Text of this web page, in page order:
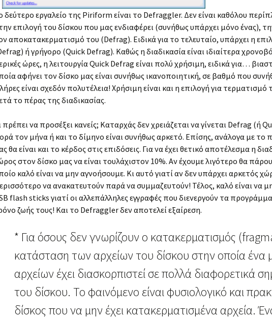
δεύτερο εργαλείο της Piriform είναι το Defraggler. Δεν είναι καθόλου
επιλογή του δίσκου που μας ενδιαφέρει (συνήθως υπάρχει μόνο ένας),
αποκατακερματισμό του (Defrag). Ειδικά για το τελευταίο, υπάρχει η
ή γρήγορο (Quick Defrag). Καθώς η διαδικασία είναι ιδιαίτερα
ώρες, η λειτουργία Quick Defrag είναι πολύ χρήσιμη, ειδικά για…
αφήνει τον δίσκο μας είναι συνήθως ικανοποιητική, σε βαθμό που
είναι σχεδόν πολυτέλεια! Χρήσιμη είναι και η επιλογή για
το πέρας της διαδικασίας.
πρέπει να προσέξει κανείς; Καταρχάς δεν χρειάζεται να γίνεται Defrag (ή
τον μήνα ή και το δίμηνο είναι συνήθως αρκετό. Επίσης, ανάλογα με το
θα είναι και το κέρδος στις επιδόσεις. Για να έχει θετικό αποτέλεσμα η
στον δίσκο μας να είναι τουλάχιστον 10%. Αν έχουμε λιγότερο θα
καλό είναι να μην αγνοήσουμε. Κι αυτό γιατί αν δεν υπάρχει αρκετός
να ανακατευτούν παρά να συμμαζευτούν! Τέλος, καλό είναι να
flash sticks γιατί οι αλλεπάλληλες εγγραφές που διενεργούν τα
ζωής τους! Και το Defraggler δεν αποτελεί εξαίρεση.
* Για όσους δεν γνωρίζουν ο κατακερματισμός
κατάσταση των αρχείων του δίσκου στην οποία ένα
αρχείων έχει διασκορπιστεί σε πολλά διαφορετικά
του δίσκου. Το φαινόμενο είναι φυσιολογικό και
δίσκος που να μην έχει κατακερματισμένα αρχεία.